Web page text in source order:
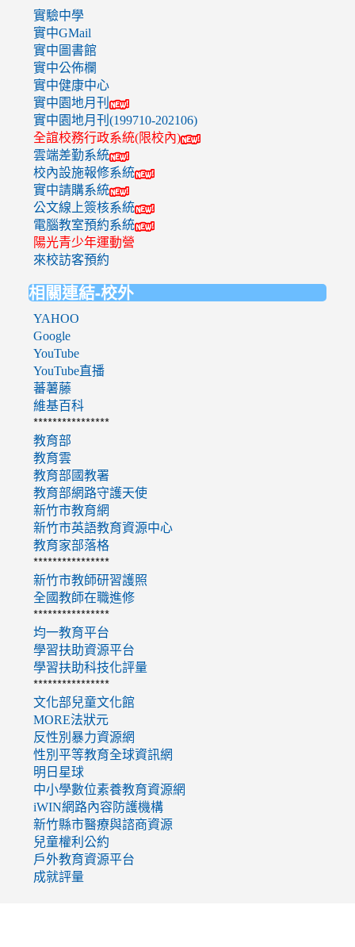
實驗中學
實中GMail
實中圖書館
實中公佈欄
實中健康中心
實中園地月刊
實中園地月刊(199710-202106)
全誼校務行政系統(限校內)
雲端差勤系統
校內設施報修系統
實中請購系統
公文線上簽核系統
電腦教室預約系統
陽光青少年運動營
來校訪客預約
相關連結-校外
YAHOO
Google
YouTube
YouTube直播
蕃薯藤
維基百科
****************
教育部
教育雲
教育部國教署
教育部網路守護天使
新竹市教育網
新竹市英語教育資源中心
教育家部落格
****************
新竹市教師研習護照
全國教師在職進修
****************
均一教育平台
學習扶助資源平台
學習扶助科技化評量
****************
文化部兒童文化館
MORE法狀元
反性別暴力資源網
性別平等教育全球資訊網
明日星球
中小學數位素養教育資源網
iWIN網路內容防護機構
新竹縣市醫療與諮商資源
兒童權利公約
戶外教育資源平台
成就評量